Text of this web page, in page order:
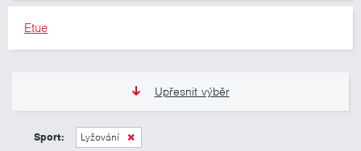
Etue
Upřesnit výběr
0 Kč
Sport: Lyžování